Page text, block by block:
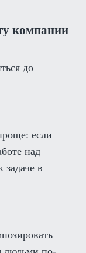
компании
до
если
над
задаче в